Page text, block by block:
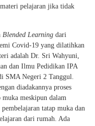
pelajaran jika tidak
Blended Learning dari
Covid-19 yang dilatihkan
adalah Dr. Sri Wahyuni,
dan Ilmu Pedidikan IPA
SMA Negeri 2 Tanggul.
diadakannya proses
muka meskipun dalam
tatap muka dan
dari rumah. Ada